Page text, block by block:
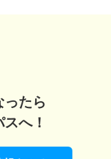
ったら
へ！